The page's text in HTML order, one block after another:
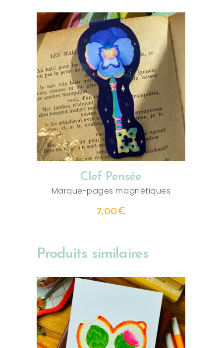
AJOUTER AU PANIER
Clef Pensée
Marque-pages magnétiques
7,00€
Produits similaires